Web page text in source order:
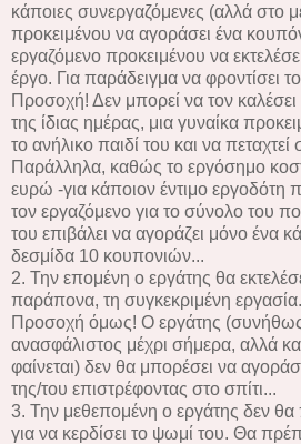
κάποιες συνεργαζόμενες (αλλά στο
προκειμένου να αγοράσει ένα
εργαζόμενο προκειμένου να
έργο. Για παράδειγμα να φροντίσει
Προσοχή! Δεν μπορεί να τον
της ίδιας ημέρας, μια γυναίκα
το ανήλικο παιδί του και να πεταχτεί
Παράλληλα, καθώς το εργόσημο
ευρώ -για κάποιον έντιμο εργοδότη
τον εργαζόμενο για το σύνολο του
του επιβάλει να αγοράζει μόνο ένα
δεσμίδα 10 κουπονιών...
2. Την επομένη ο εργάτης θα
παράπονα, τη συγκεκριμένη εργασία.
Προσοχή όμως! Ο εργάτης
ανασφάλιστος μέχρι σήμερα, αλλά
φαίνεται) δεν θα μπορέσει να
της/του επιστρέφοντας στο σπίτι...
3. Την μεθεπομένη ο εργάτης δεν θα
για να κερδίσει το ψωμί του. Θα